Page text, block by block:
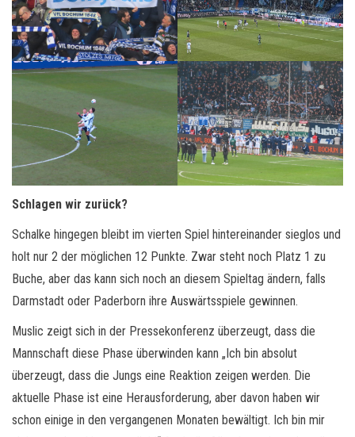
Schlagen wir zurück?
Schalke hingegen bleibt im vierten Spiel hintereinander sieglos und
holt nur 2 der möglichen 12 Punkte. Zwar steht noch Platz 1 zu
Buche, aber das kann sich noch an diesem Spieltag ändern, falls
Darmstadt oder Paderborn ihre Auswärtsspiele gewinnen.
Muslic zeigt sich in der Pressekonferenz überzeugt, dass die
Mannschaft diese Phase überwinden kann „Ich bin absolut
überzeugt, dass die Jungs eine Reaktion zeigen werden. Die
aktuelle Phase ist eine Herausforderung, aber davon haben wir
schon einige in den vergangenen Monaten bewältigt. Ich bin mir